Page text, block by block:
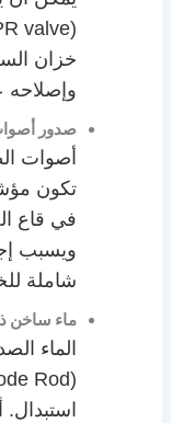
خزان
وإصلاحه
صدور
أصوات
تكون
في قاع
ويسبب
شاملة
ماء ساخن
الماء